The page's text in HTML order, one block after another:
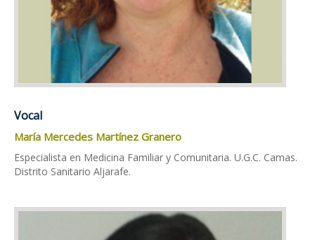
Vocal
María Mercedes Martínez Granero
Especialista en Medicina Familiar y Comunitaria. U.G.C. Camas.
Distrito Sanitario Aljarafe.